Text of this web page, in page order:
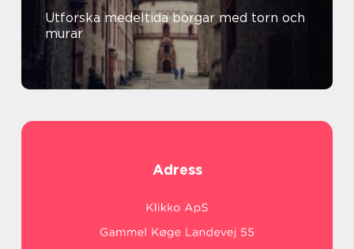
Utforska medeltida borgar med torn och
murar
Adress